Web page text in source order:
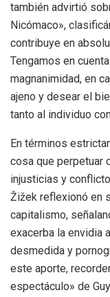
también advirtió
Nicómaco»,
contribuye en
Tengamos en
magnanimidad, en
ajeno y desear el
tanto al individuo
En términos
cosa que perpetuar
injusticias y
Žižek reflexionó en
capitalismo,
exacerba la envidia
desmedida y
este aporte,
espectáculo» de